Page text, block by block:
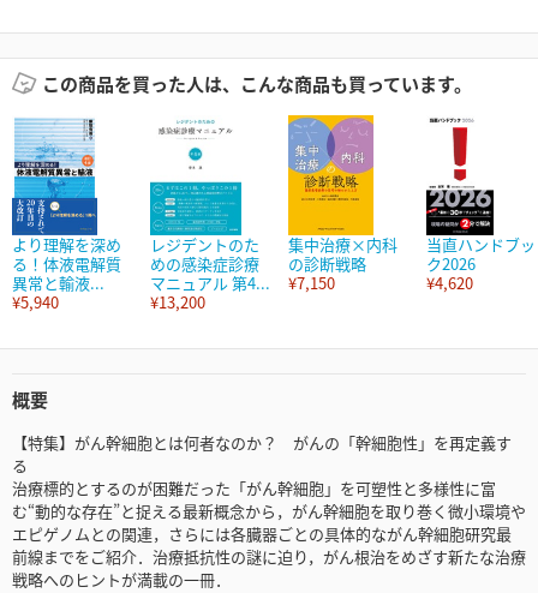
この商品を買った人は、こんな商品も買っています。
より理解を深め
る！体液電解質
異常と輸液...
¥5,940
レジデントのた
めの感染症診療
マニュアル 第4...
¥13,200
集中治療×内科
の診断戦略
¥7,150
当直ハンドブッ
ク2026
¥4,620
概要
【特集】がん幹細胞とは何者なのか？ がんの「幹細胞性」を再定義す
る
治療標的とするのが困難だった「がん幹細胞」を可塑性と多様性に富
む“動的な存在”と捉える最新概念から，がん幹細胞を取り巻く微小環境や
エピゲノムとの関連，さらには各臓器ごとの具体的ながん幹細胞研究最
前線までをご紹介．治療抵抗性の謎に迫り，がん根治をめざす新たな治療
戦略へのヒントが満載の一冊．